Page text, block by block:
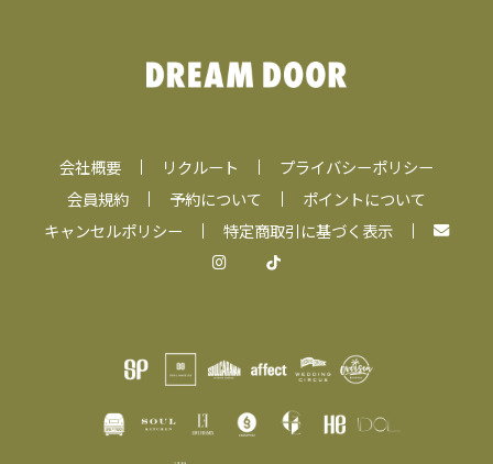
会社概要 リクルート
プライバシーポリシー
会員規約
予約について
ポイントについて
キャンセルポリシー
特定商取引に基づく表示